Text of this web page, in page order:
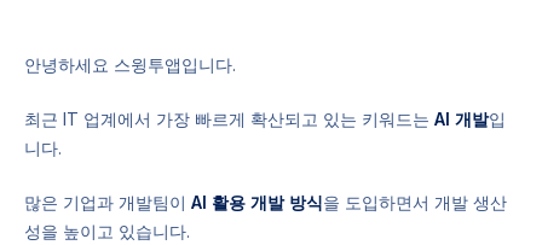
안녕하세요 스윙투앱입니다.
최근 IT 업계에서 가장 빠르게 확산되고 있는 키워드는 AI 개발입
니다.
많은 기업과 개발팀이 AI 활용 개발 방식을 도입하면서 개발 생산
성을 높이고 있습니다.